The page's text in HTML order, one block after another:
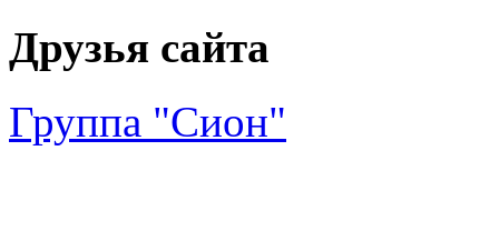
Друзья сайта
Группа "Сион"